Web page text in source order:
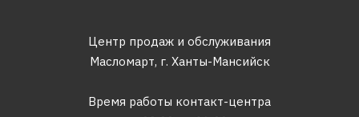
Центр продаж и обслуживания
Масломарт, г. Ханты-Мансийск
Время работы контакт-центра